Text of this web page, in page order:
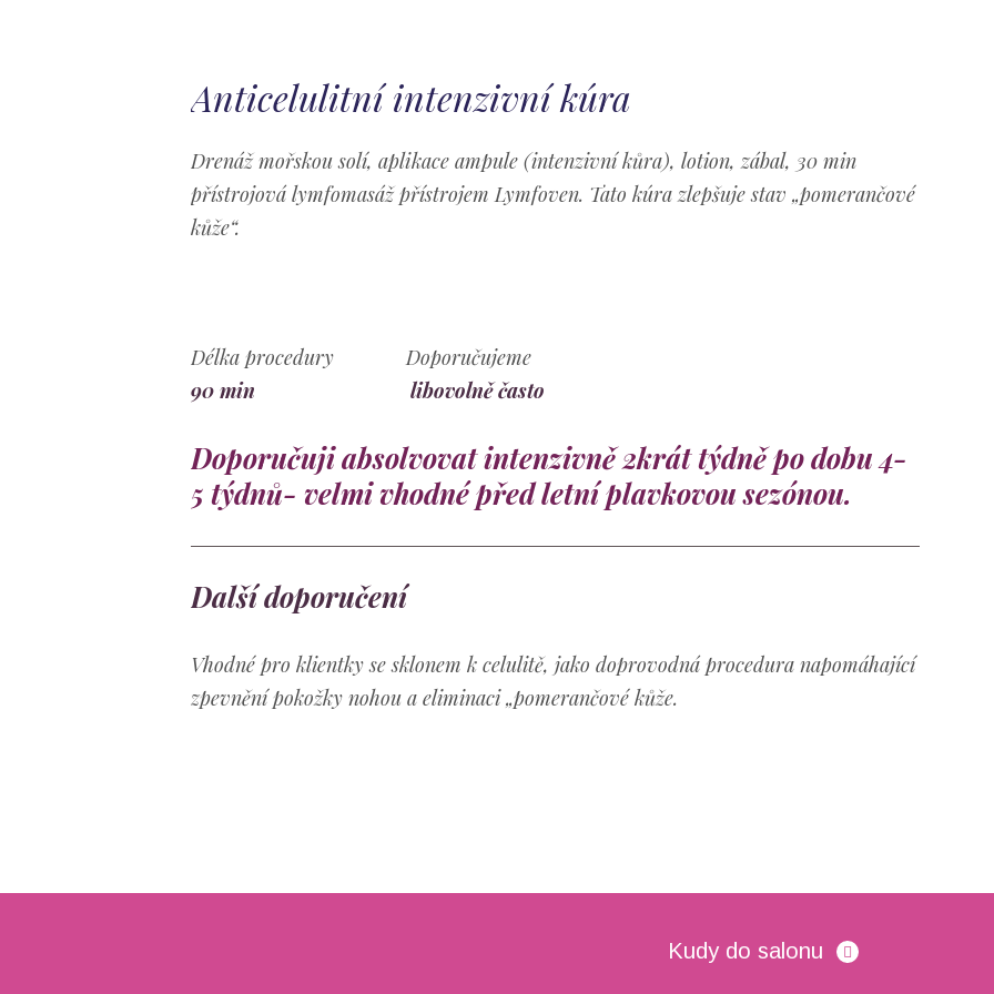
Anticelulitní intenzivní kúra
Drenáž mořskou solí, aplikace ampule (intenzivní kůra), lotion, zábal, 30 min
přístrojová lymfomasáž přístrojem Lymfoven. Tato kúra zlepšuje stav „pomerančové
kůže“.
Délka procedury Doporučujeme
90 min
libovolně často
Doporučuji absolvovat intenzivně 2krát týdně po dobu 4-
5 týdnů- velmi vhodné před letní plavkovou sezónou.
Další doporučení
Vhodné pro klientky se sklonem k celulitě, jako doprovodná procedura napomáhající
zpevnění pokožky nohou a eliminaci „pomerančové kůže.
Kudy do salonu